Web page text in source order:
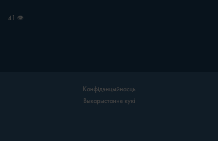
41 👁
Канфідэнцыйнасць
Выкарыстанне кукі